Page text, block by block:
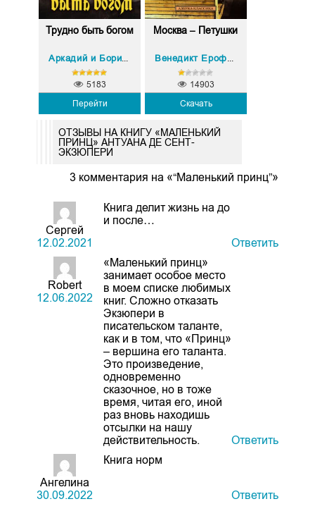
Трудно быть богом
Аркадий и Борис Стругацкие
Перейти
5183
Москва – Петушки
Венедикт Ерофеев
Скачать
14903
ОТЗЫВЫ НА КНИГУ «МАЛЕНЬКИЙ
ПРИНЦ» АНТУАНА ДЕ СЕНТ-
ЭКЗЮПЕРИ
3 комментария на «“Маленький принц”»
Сергей
12.02.2021
Книга делит жизнь на до
и после…
Ответить
Robert
12.06.2022
«Маленький принц»
занимает особое место
в моем списке любимых
книг. Сложно отказать
Экзюпери в
писательском таланте,
как и в том, что «Принц»
– вершина его таланта.
Это произведение,
одновременно
сказочное, но в тоже
время, читая его, иной
раз вновь находишь
отсылки на нашу
действительность.
Ответить
Ангелина
30.09.2022
Книга норм
Ответить